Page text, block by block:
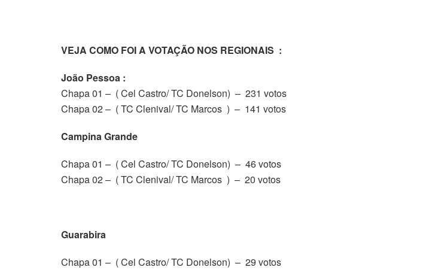
VEJA COMO FOI A VOTAÇÃO NOS REGIONAIS :
João Pessoa :
Chapa 01 – ( Cel Castro/ TC Donelson) – 231 votos
Chapa 02 – ( TC Clenival/ TC Marcos ) – 141 votos
Campina Grande
Chapa 01 – ( Cel Castro/ TC Donelson) – 46 votos
Chapa 02 – ( TC Clenival/ TC Marcos ) – 20 votos
Guarabira
Chapa 01 – ( Cel Castro/ TC Donelson) – 29 votos